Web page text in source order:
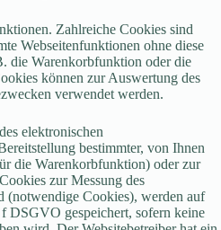
Zahlreiche Cookies sind
Webseitenfunktionen ohne diese
die Warenkorbfunktion oder die
können zur Auswertung des
verwendet werden.
elektronischen
bestimmter, von Ihnen
die Warenkorbfunktion) oder zur
zur Messung des
(notwendige Cookies), werden auf
DSGVO gespeichert, sofern keine